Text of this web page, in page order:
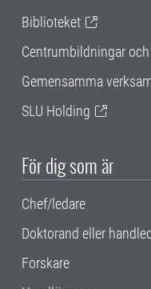
Biblioteket
Centrumbildningar
Gemensamma
SLU Holding
För dig som är
Chef/ledare
Doktorand eller
Forskare